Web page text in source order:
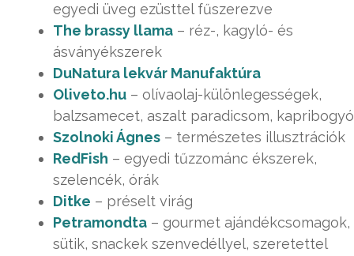
egyedi üveg ezüsttel fűszerezve
The brassy llama – réz-, kagyló- és
ásványékszerek
DuNatura lekvár Manufaktúra
Oliveto.hu – olívaolaj-különlegességek,
balzsamecet, aszalt paradicsom, kapribogyó
Szolnoki Ágnes – természetes illusztrációk
RedFish – egyedi tűzzománc ékszerek,
szelencék, órák
Ditke – préselt virág
Petramondta – gourmet ajándékcsomagok,
sütik, snackek szenvedéllyel, szeretettel